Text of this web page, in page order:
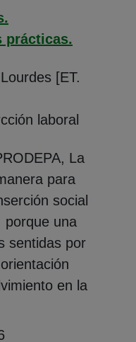
prácticas.
[ET.
laboral
La
para
social
porque una
sentidas por
en la